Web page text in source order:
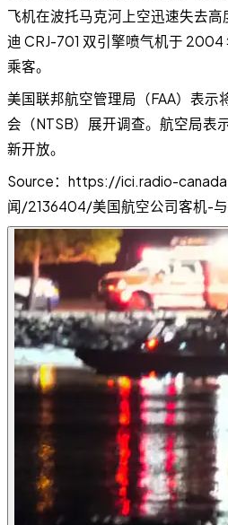
飞机在波托马克河上空迅速失去
迪 CRJ-701 双引擎喷气机于 2004
乘客。
美国联邦航空管理局（FAA）表示
会（NTSB）展开调查。航空局表
新开放。
Source：https://ici.radio-
闻/2136404/美国航空公司客机-